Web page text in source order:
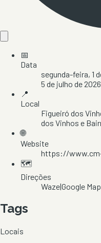
📅
Data
segunda-feira, 1
5 de julho de 2026
📍
Local
Figueiró dos
dos Vinhos e
🌐
Website
https://
🗺️
Direções
Waze|Google
Tags
Locais